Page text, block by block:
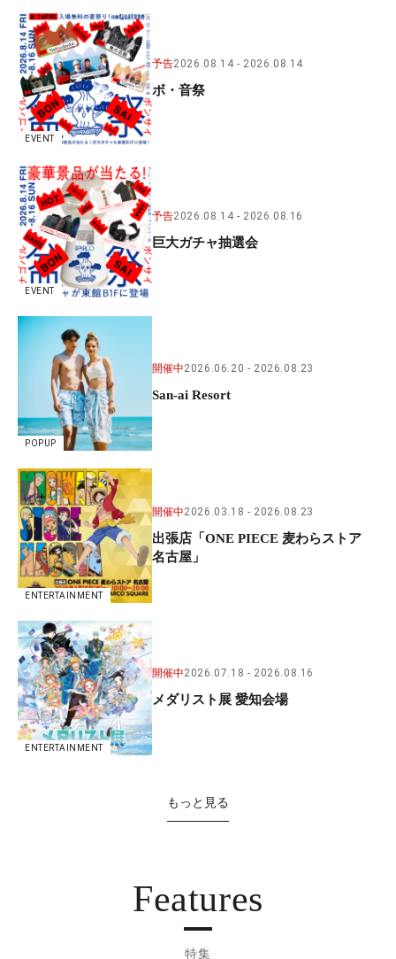
EVENT
予告2026.08.14 2026.08.14
ボ・音祭
EVENT
予告2026.08.14 2026.08.16
巨大ガチャ抽選会
POPUP
開催中2026.06.20 2026.08.23
San-ai Resort
ENTERTAINMENT
開催中2026.03.18 2026.08.23
出張店「ONE PIECE 麦わらストア
名古屋」
ENTERTAINMENT
開催中2026.07.18 2026.08.16
メダリスト展 愛知会場
もっと見る
Features
特集